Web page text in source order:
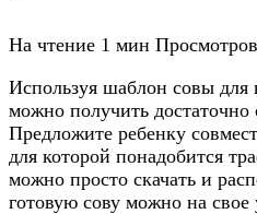
На чтение 1 мин Просмотров
Используя шаблон совы для
можно получить
Предложите ребенку
для которой понадобится
можно просто скачать и
готовую сову можно на свое